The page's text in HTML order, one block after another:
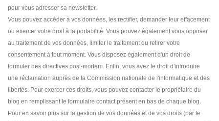
pour vous adresser sa newsletter.
Vous pouvez accéder à vos données, les rectifier, demander leur effacement
ou exercer votre droit à la portabilité. Vous pouvez également vous opposer
au traitement de vos données, limiter le traitement ou retirer votre
consentement à tout moment. Vous disposez également d'un droit de
formuler des directives post-mortem. Enfin, vous avez le droit d'introduire
une réclamation auprès de la Commission nationale de l'informatique et des
libertés. Pour exercer ces droits, vous pouvez contacter le propriétaire du
blog en remplissant le formulaire contact présent en bas de chaque blog.
Pour en savoir plus sur la gestion de vos données et de vos droits (par le